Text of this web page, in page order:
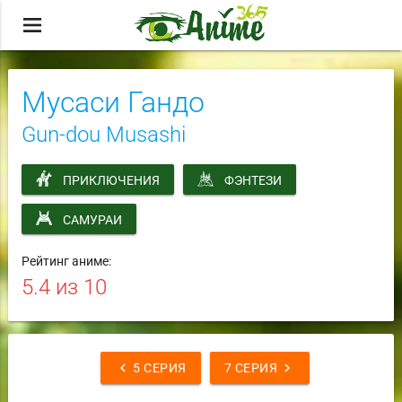
menu
Мусаси Гандо
Gun-dou Musashi
ПРИКЛЮЧЕНИЯ ФЭНТЕЗИ
САМУРАИ
Рейтинг аниме:
5.4из 10
chevron_left 5 СЕРИЯ chevron_right
7 СЕРИЯ